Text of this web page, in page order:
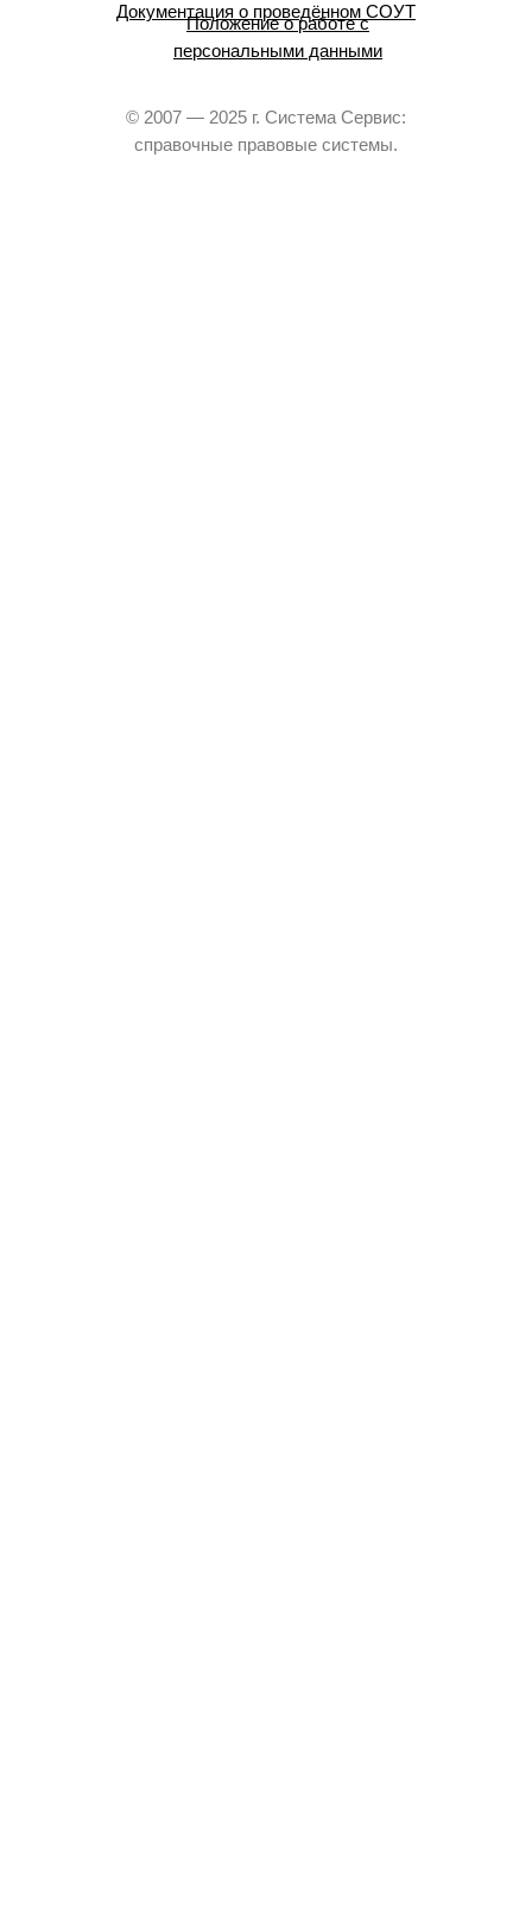
Документация о проведённом СОУТ
Положение о работе с
персональными данными
© 2007 — 2025 г. Система Сервис:
справочные правовые системы.